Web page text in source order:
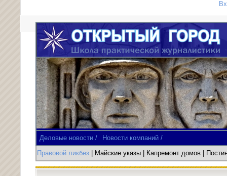
Деловые новости /
Новости компаний /
Правовой ликбез
| Майские указы Капремонт домов |